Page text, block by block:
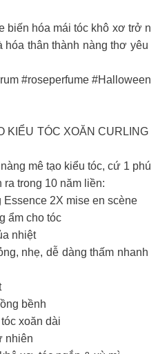
biến hóa mái tóc khô xơ trở n
thân thành nàng thơ yêu
#roseperfume #Halloween
KIỂU TÓC XOĂN CURLING
mê tạo kiểu tóc, cứ 1 phú
trong 10 năm liền:
2X mise en scène
ẩm cho tóc
nhiệt
nhẹ, dễ dàng thấm nhanh
bềnh
xoăn dài
nhiên